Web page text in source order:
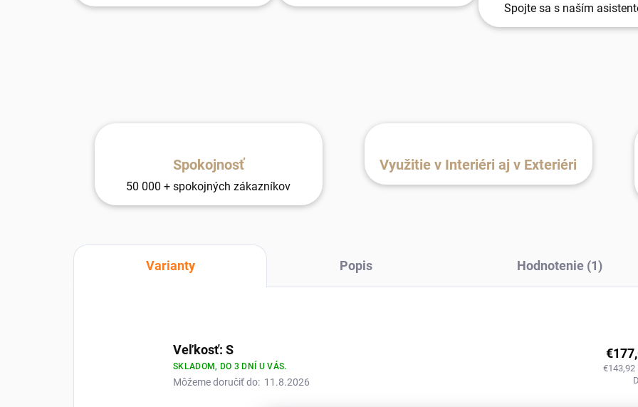
Spojte sa s naším
Spokojnosť
50 000 + spokojných zákazníkov
Využitie v Interiéri aj v Exteriéri
Varianty Popis Hodnotenie (1)
Veľkosť: S
SKLADOM, DO 3 DNÍ U VÁS.
Môžeme doručiť do: 11.8.2026
€143,92